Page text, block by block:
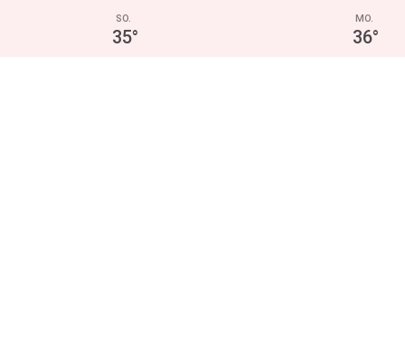
SO.
35°
MO.
36°